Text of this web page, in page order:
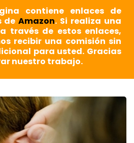
contiene enlaces de
deAmazon. Si realiza una
través de estos enlaces,
recibir una comisión sin
para usted. Gracias
nuestro trabajo.